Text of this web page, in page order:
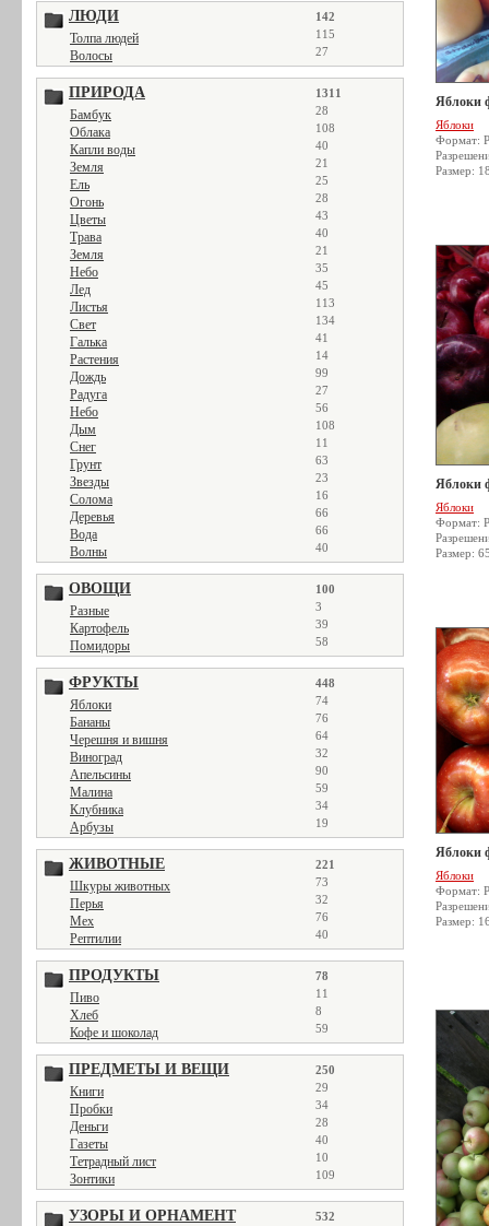
ЛЮДИ 142
Толпа людей 115
Волосы 27
ПРИРОДА 1311
Бамбук 28
Облака 108
Капли воды 40
Земля 21
Ель 25
Огонь 28
Цветы 43
Трава 40
Земля 21
Небо 35
Лед 45
Листья 113
Свет 134
Галька 41
Растения 14
Дождь 99
Радуга 27
Небо 56
Дым 108
Снег 11
Грунт 63
Звезды 23
Солома 16
Деревья 66
Вода 66
Волны 40
ОВОЩИ 100
Разные 3
Картофель 39
Помидоры 58
ФРУКТЫ 448
Яблоки 74
Бананы 76
Черешня и вишня 64
Виноград 32
Апельсины 90
Малина 59
Клубника 34
Арбузы 19
ЖИВОТНЫЕ 221
Шкуры животных 73
Перья 32
Мех 76
Рептилии 40
ПРОДУКТЫ 78
Пиво 11
Хлеб 8
Кофе и шоколад 59
ПРЕДМЕТЫ И ВЕЩИ 250
Книги 29
Пробки 34
Деньги 28
Газеты 40
Тетрадный лист 10
Зонтики 109
УЗОРЫ И ОРНАМЕНТ 532
Яблоки
Яблоки
Формат:
Размер:
Яблоки
Яблоки
Формат:
Размер:
Яблоки
Яблоки
Формат:
Размер: